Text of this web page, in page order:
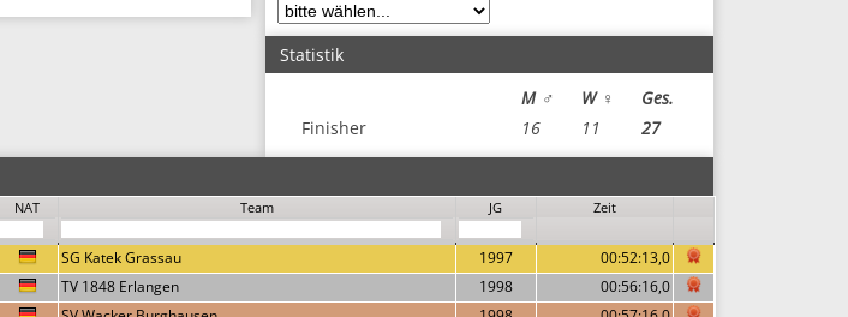
Statistik
Ges.
W ♀
M ♂
Finisher
27
11
16
NAT Team JG Zeit
SG Katek Grassau 1997
00:52:13,0
TV 1848 Erlangen 1998
00:56:16,0